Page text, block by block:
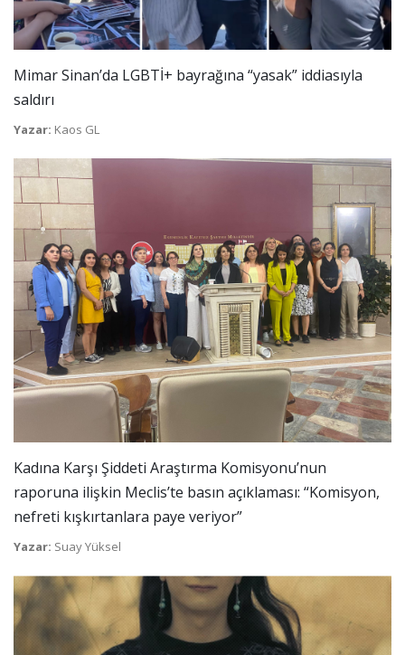
Mimar Sinan’da LGBTİ+ bayrağına “yasak” iddiasıyla
saldırı
Yazar: Kaos GL
Kadına Karşı Şiddeti Araştırma Komisyonu’nun
raporuna ilişkin Meclis’te basın açıklaması: “Komisyon,
nefreti kışkırtanlara paye veriyor”
Yazar: Suay Yüksel